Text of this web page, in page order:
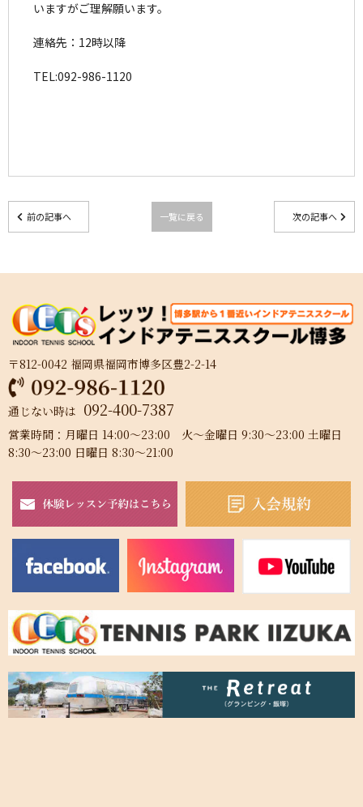
いますがご理解願います。
連絡先：12時以降
TEL:092-986-1120
前の記事へ 一覧に戻る 次の記事へ
〒812-0042 福岡県福岡市博多区豊2-2-14
通じない時は 092-400-7387
営業時間：月曜日 14:00～23:00 火～金曜日 9:30～23:00 土曜日
8:30～23:00 日曜日 8:30～21:00